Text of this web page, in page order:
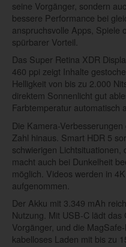
seine Vorgänger, sondern
bessere Performance bei
anspruchsvolle Apps, Spiele
spürbarer Vorteil.
Das Super Retina XDR
460 ppi zeigt Inhalte
Helligkeit von bis zu 2.000
direktem Sonnenlicht gut
Farbtemperatur automatisch
Die Kamera-
Zahl hinaus. Smart HDR 5
schwierigen
macht auch bei Dunkelheit
möglich. Videos werden in
aufgenommen.
Der Akku mit 3.349 mAh
Nutzung. Mit USB-C lädt
Vorgänger, und die
kabelloses Laden mit bis zu